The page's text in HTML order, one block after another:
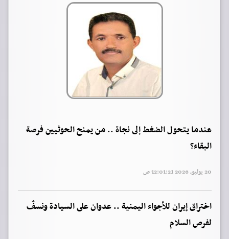
عندما يتحول الضغط إلى نجاة .. من يمنح الحوثيين فرصة
البقاء؟
20 يوليو, 2026 12:01:21 ص
اختراق إيران للأجواء اليمنية .. عدوان على السيادة ونسفٌ
لفرص السلام